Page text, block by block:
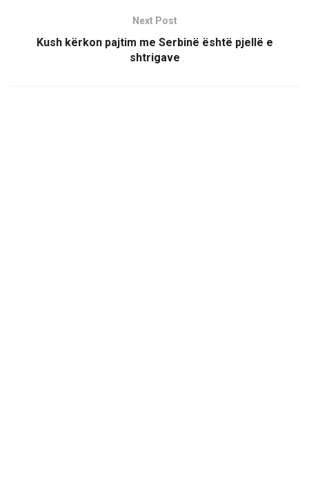
Next Post
Kush kërkon pajtim me Serbinë është pjellë e
shtrigave